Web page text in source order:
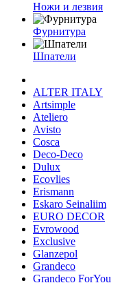
Ножи и лезвия
Фурнитура
Шпатели
ALTER ITALY
Artsimple
Ateliero
Avisto
Cosca
Deco-Deco
Dulux
Ecovlies
Erismann
Eskaro Seinaliim
EURO DECOR
Evrowood
Exclusive
Glanzepol
Grandeco
Grandeco ForYou